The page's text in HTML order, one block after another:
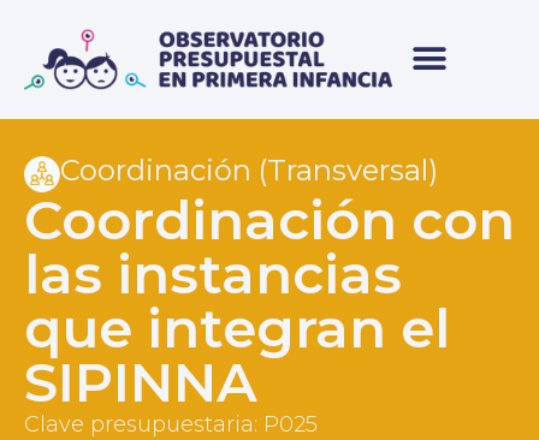
Coordinación (Transversal)
Coordinación con
las instancias
que integran el
SIPINNA
Clave presupuestaria: P025